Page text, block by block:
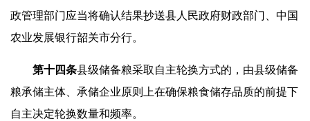
政管理部门应当将确认结果抄送县人民政府财政部门、中国
农业发展银行韶关市分行。
第十四条县级储备粮采取自主轮换方式的，由县级储备
粮承储主体、承储企业原则上在确保粮食储存品质的前提下
自主决定轮换数量和频率。